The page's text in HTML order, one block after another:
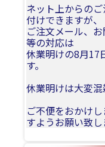
ネット上からの
付けできますが、
ご注文メール、
等の対応は
休業明けの8月17
す。
休業明けは大変混
ご不便をおかけ
すようお願い致し